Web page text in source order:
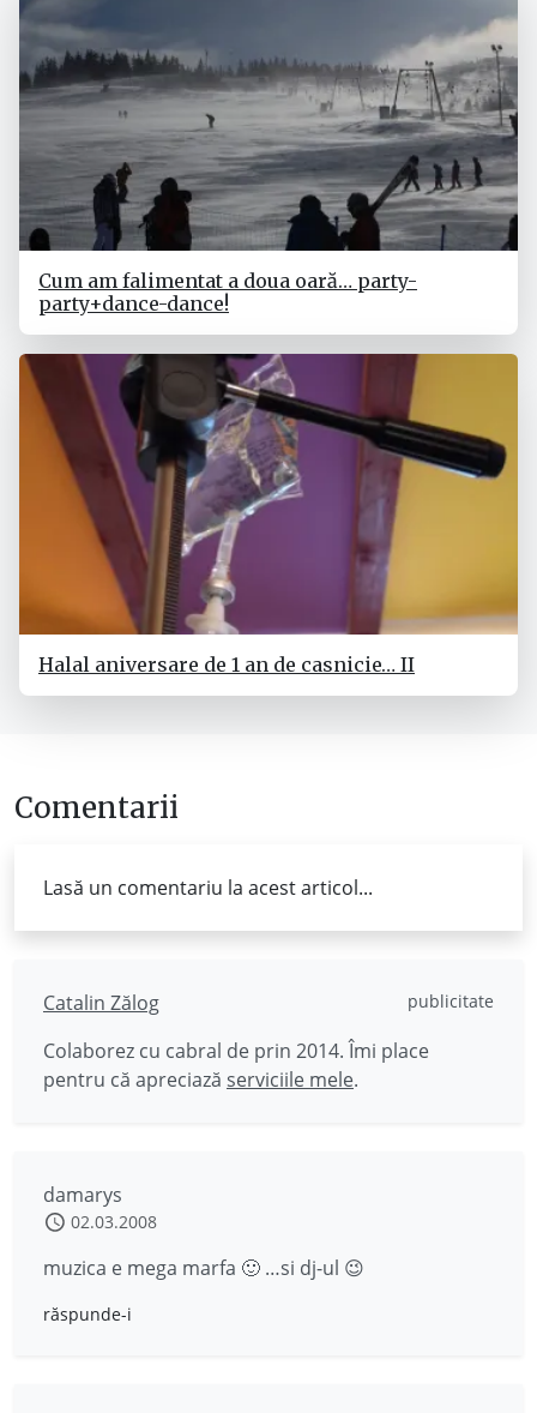
Cum am falimentat a doua oară… party-
party+dance-dance!
Halal aniversare de 1 an de casnicie… II
Comentarii
Lasă un comentariu la acest articol...
Catalin Zălog publicitate
Colaborez cu cabral de prin 2014. Îmi place
pentru că apreciază serviciile mele.
damarys
02.03.2008
muzica e mega marfa 🙂 …si dj-ul 😉
răspunde-i